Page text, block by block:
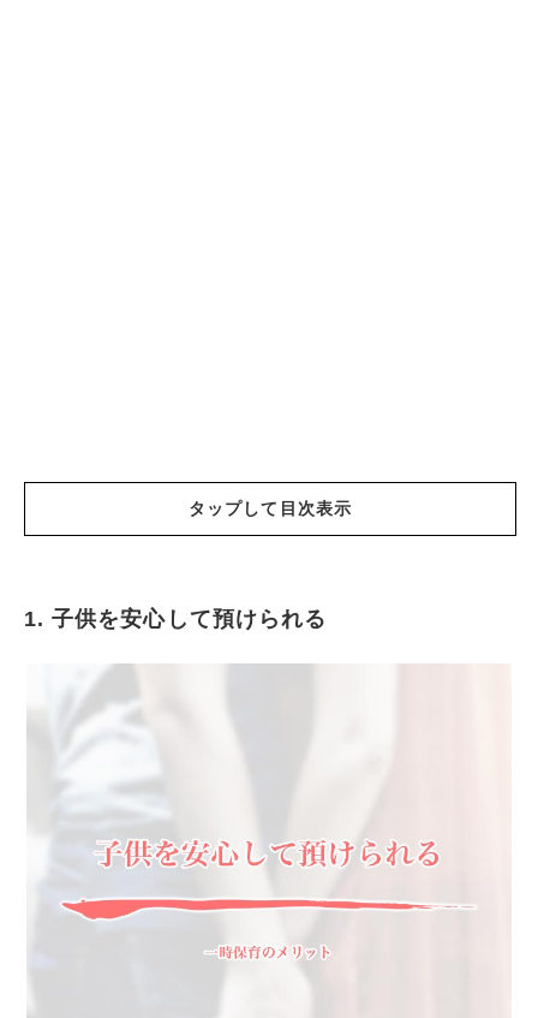
タップして目次表示
子供を安心して預けられる
用事をスムーズに済ませる事が出来る
人に慣れさせる事が出来る
同年代の子供と関わり合いを持たせられる
子供の発達や成長を確認出来る
子供の問題に気がついてもらえる
育児ノイローゼの防止
保育園の様子を知る事が出来る
認可保育園に入園するまでの繋ぎに
1. 子供を安心して預けられる